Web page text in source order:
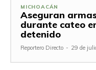
MICHOACÁN
Aseguran
durante cateo
detenido
Reportero Directo - 29 de